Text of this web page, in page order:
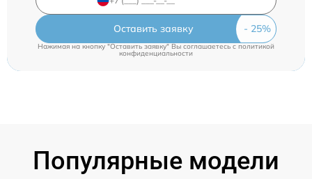
Оставить заявку
Нажимая на кнопку "Оставить заявку" Вы соглашаетесь c политикой
конфиденциальности
Популярные модели